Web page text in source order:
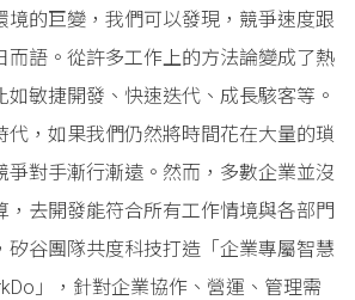
境的巨變，我們可以發現，競爭速度跟
而語。從許多工作上的方法論變成了熱
如敏捷開發、快速迭代、成長駭客等。
代，如果我們仍然將時間花在大量的瑣
爭對手漸行漸遠。然而，多數企業並沒
，去開發能符合所有工作情境與各部門
矽谷團隊共度科技打造「企業專屬智慧
」，針對企業協作、營運、管理需